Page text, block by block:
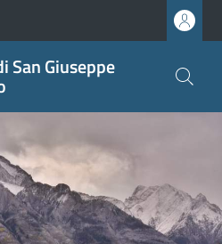
San Giuseppe